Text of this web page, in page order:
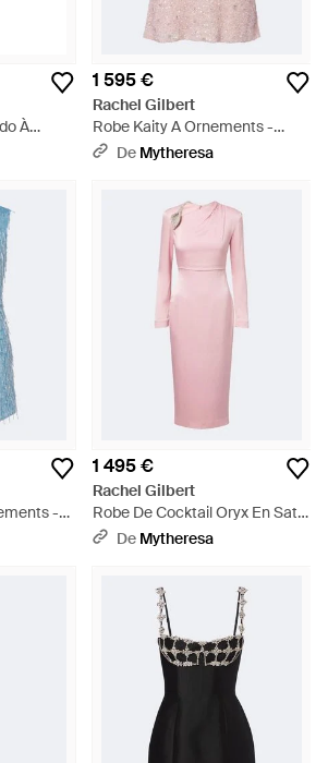
À
1 595 €
Rachel Gilbert
Robe Kaity A Ornements -
RoseDe Mytheresa
-
1 495 €
Rachel Gilbert
Robe De Cocktail Oryx En Satin
A Ornements - Rose
De Mytheresa